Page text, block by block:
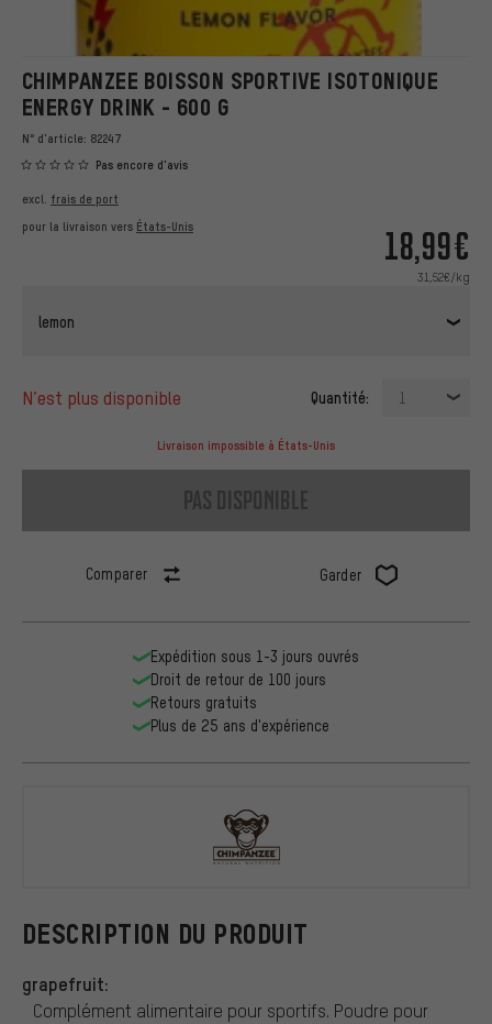
CHIMPANZEE BOISSON SPORTIVE ISOTONIQUE
ENERGY DRINK - 600 G
N° d'article: 82247
Pas encore d'avis
18,99€
31,52€/kg
excl. frais de port
pour la livraison vers États-Unis
lemon
n’est plus disponible Quantité: 1
Livraison impossible à États-Unis
pas disponible
Comparer Garder
DESCRIPTION DU PRODUIT
grapefruit:
Complément alimentaire pour sportifs. Poudre pour
Expédition sous 1-3 jours ouvrés
Droit de retour de 100 jours
Retours gratuits
Plus de 25 ans d'expérience